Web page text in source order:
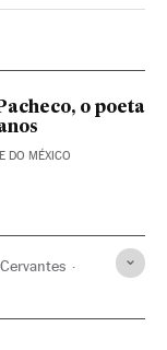
o poeta
DO MÉXICO